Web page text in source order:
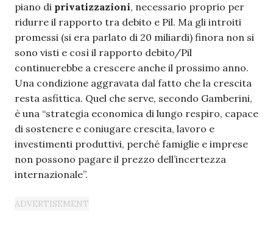
piano di privatizzazioni, necessario proprio per
ridurre il rapporto tra debito e Pil. Ma gli introiti
promessi (si era parlato di 20 miliardi) finora non si
sono visti e così il rapporto debito/Pil
continuerebbe a crescere anche il prossimo anno.
Una condizione aggravata dal fatto che la crescita
resta asfittica. Quel che serve, secondo Gamberini,
è una “strategia economica di lungo respiro, capace
di sostenere e coniugare crescita, lavoro e
investimenti produttivi, perché famiglie e imprese
non possono pagare il prezzo dell’incertezza
internazionale”.